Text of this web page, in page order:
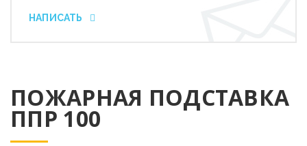
НАПИСАТЬ
ПОЖАРНАЯ ПОДСТАВКА
ППР 100